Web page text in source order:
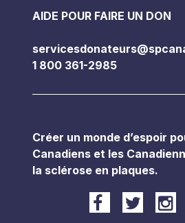
AIDE POUR FAIRE UN DON
1 800 361-2985
Créer un monde d’espoir
Canadiens et les
la sclérose en plaques.